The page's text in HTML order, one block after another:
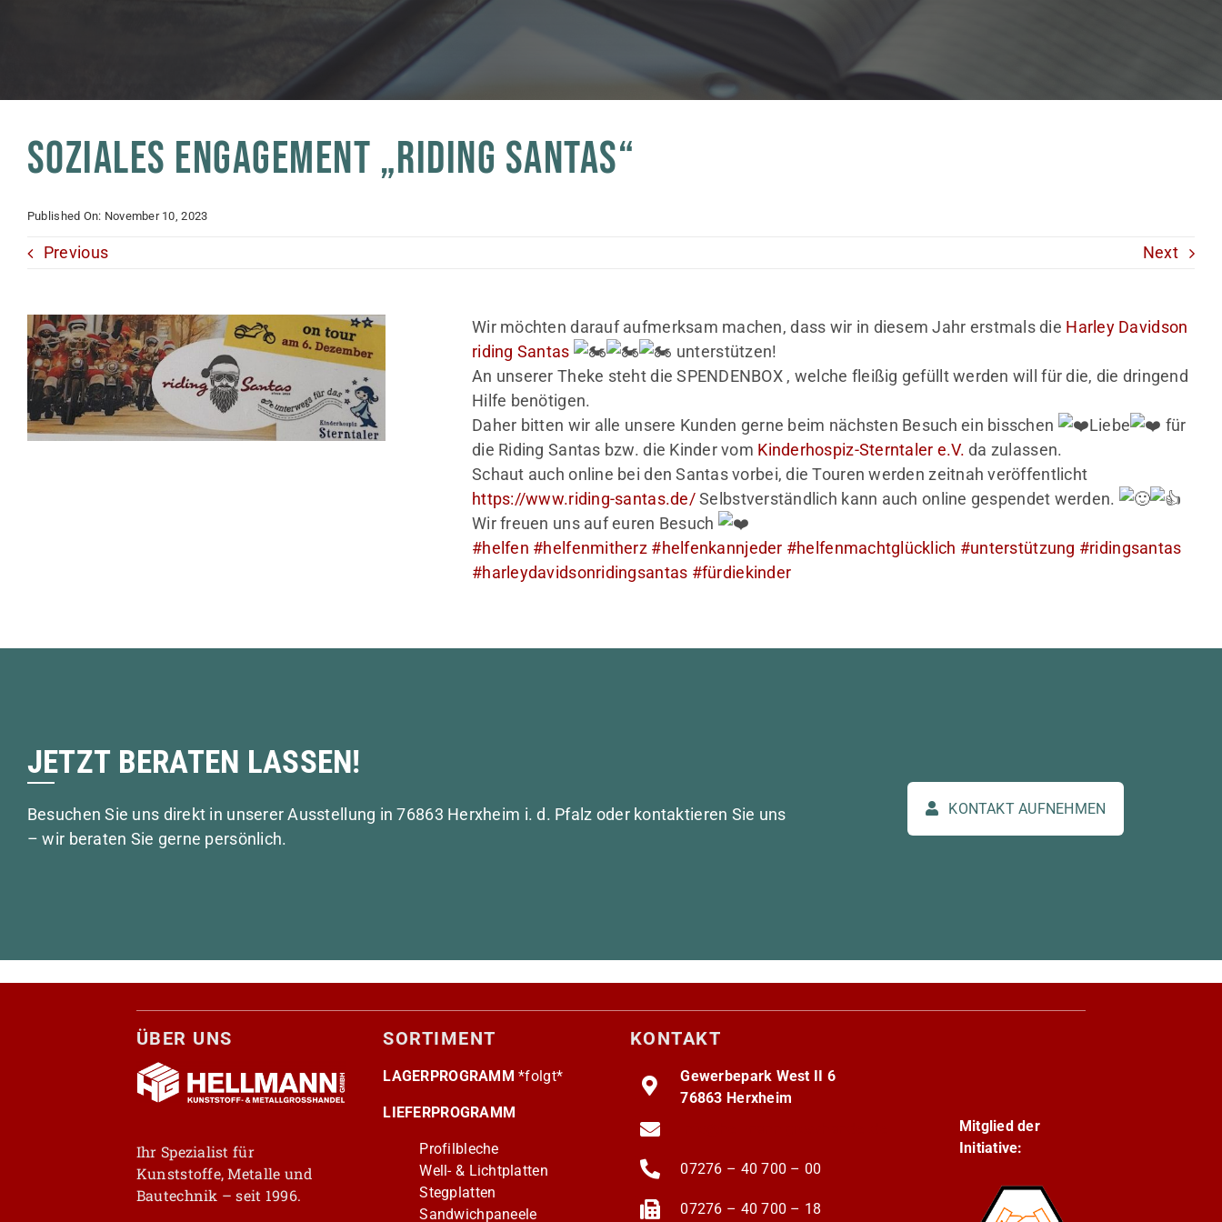
SOZIALES ENGAGEMENT „RIDING SANTAS“
Published On: November 10, 2023
Previous Next
Wir möchten darauf aufmerksam machen, dass wir in diesem Jahr erstmals die Harley Davidson
riding Santas
unterstützen!
An unserer Theke steht die SPENDENBOX , welche fleißig gefüllt werden will für die, die dringend
Hilfe benötigen.
Daher bitten wir alle unsere Kunden gerne beim nächsten Besuch ein bisschen
Liebe
für
die Riding Santas bzw. die Kinder vom Kinderhospiz-Sterntaler e.V. da zulassen.
Schaut auch online bei den Santas vorbei, die Touren werden zeitnah veröffentlicht
https://www.riding-santas.de/Selbstverständlich kann auch online gespendet werden.
Wir freuen uns auf euren Besuch
#helfen #helfenmitherz #helfenkannjeder #helfenmachtglücklich #unterstützung #ridingsantas
#harleydavidsonridingsantas #fürdiekinder
JETZT BERATEN LASSEN!
Besuchen Sie uns direkt in unserer Ausstellung in 76863 Herxheim i. d. Pfalz oder kontaktieren Sie uns
– wir beraten Sie gerne persönlich.
KONTAKT AUFNEHMEN
ÜBER UNS
Ihr Spezialist für
Kunststoffe, Metalle und
Bautechnik – seit 1996.
SORTIMENT
LAGERPROGRAMM*folgt*
LIEFERPROGRAMM
Profilbleche
Well- & Lichtplatten
Stegplatten
Sandwichpaneele
KONTAKT
Gewerbepark West II 6
76863 Herxheim
07276 – 40 700 – 00
07276 – 40 700 – 18
Mitglied der
Initiative: